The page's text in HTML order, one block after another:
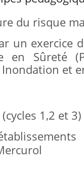
du risque
un exercice
en Sûreté
Inondation et
1,2 et 3)